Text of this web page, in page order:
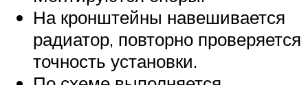
На кронштейны навешивается
радиатор, повторно проверяется
точность установки.